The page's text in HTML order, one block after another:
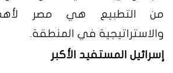
من التطبيع هي مصر
والاستراتيجية في المنطقة.
إسرائيل المستفيد الأكبر